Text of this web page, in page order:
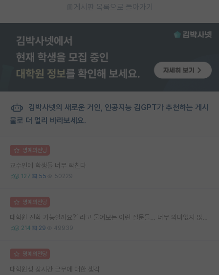
게시판 목록으로 돌아가기
김박사넷의 새로운 거인, 인공지능 김GPT가 추천하는 게시
물로 더 멀리 바라보세요.
명예의전당
교수인데 학생들 너무 빡친다
127 55 50229
명예의전당
대학원 진학 가능할까요?’ 라고 물어보는 이런 질문들… 너무 의미없지 않나요?
214 29 49939
명예의전당
대학원생 장시간 근무에 대한 생각